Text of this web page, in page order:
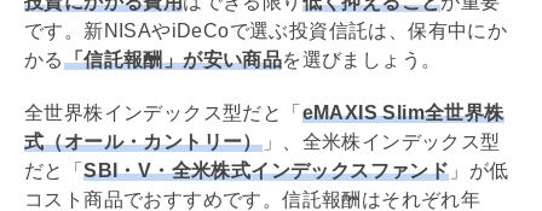
です。新NISAやiDeCoで選ぶ投資信託は、保有中にか
かる「信託報酬」が安い商品を選びましょう。
全世界株インデックス型だと「 eMAXIS Slim全世界株
式（オール・カントリー）」、全米株インデックス型
だと「SBI・V・全米株式インデックスファンド 」が低
コスト商品でおすすめです。信託報酬はそれぞれ年